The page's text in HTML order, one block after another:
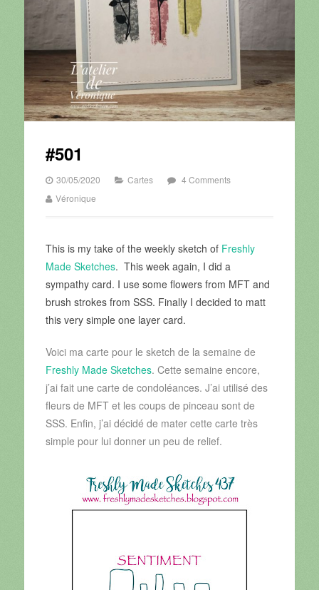
#501
30/05/2020 Cartes
4 Comments
Véronique
This is my take of the weekly sketch of Freshly
Made Sketches. This week again, I did a
sympathy card. I use some flowers from MFT and
brush strokes from SSS. Finally I decided to matt
this very simple one layer card.
Voici ma carte pour le sketch de la semaine de
Freshly Made Sketches. Cette semaine encore,
j’ai fait une carte de condoléances. J’ai utilisé des
fleurs de MFT et les coups de pinceau sont de
SSS. Enfin, j’ai décidé de mater cette carte très
simple pour lui donner un peu de relief.